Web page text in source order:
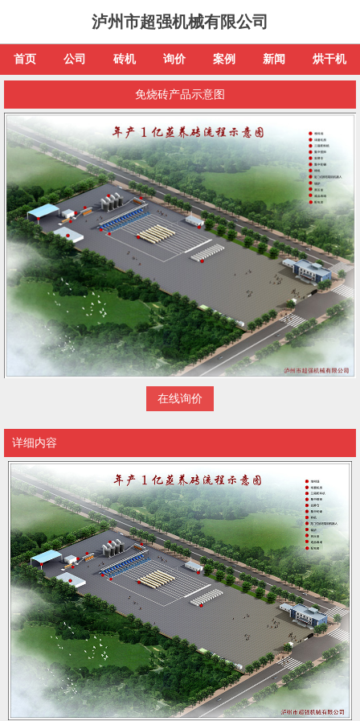
泸州市超强机械有限公司
首页 公司 砖机 询价 案例 新闻 烘干机
免烧砖产品示意图
在线询价
详细内容